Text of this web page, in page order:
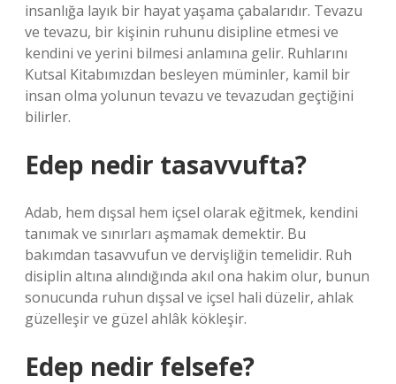
insanlığa layık bir hayat yaşama çabalarıdır. Tevazu
ve tevazu, bir kişinin ruhunu disipline etmesi ve
kendini ve yerini bilmesi anlamına gelir. Ruhlarını
Kutsal Kitabımızdan besleyen müminler, kamil bir
insan olma yolunun tevazu ve tevazudan geçtiğini
bilirler.
Edep nedir tasavvufta?
Adab, hem dışsal hem içsel olarak eğitmek, kendini
tanımak ve sınırları aşmamak demektir. Bu
bakımdan tasavvufun ve dervişliğin temelidir. Ruh
disiplin altına alındığında akıl ona hakim olur, bunun
sonucunda ruhun dışsal ve içsel hali düzelir, ahlak
güzelleşir ve güzel ahlâk kökleşir.
Edep nedir felsefe?